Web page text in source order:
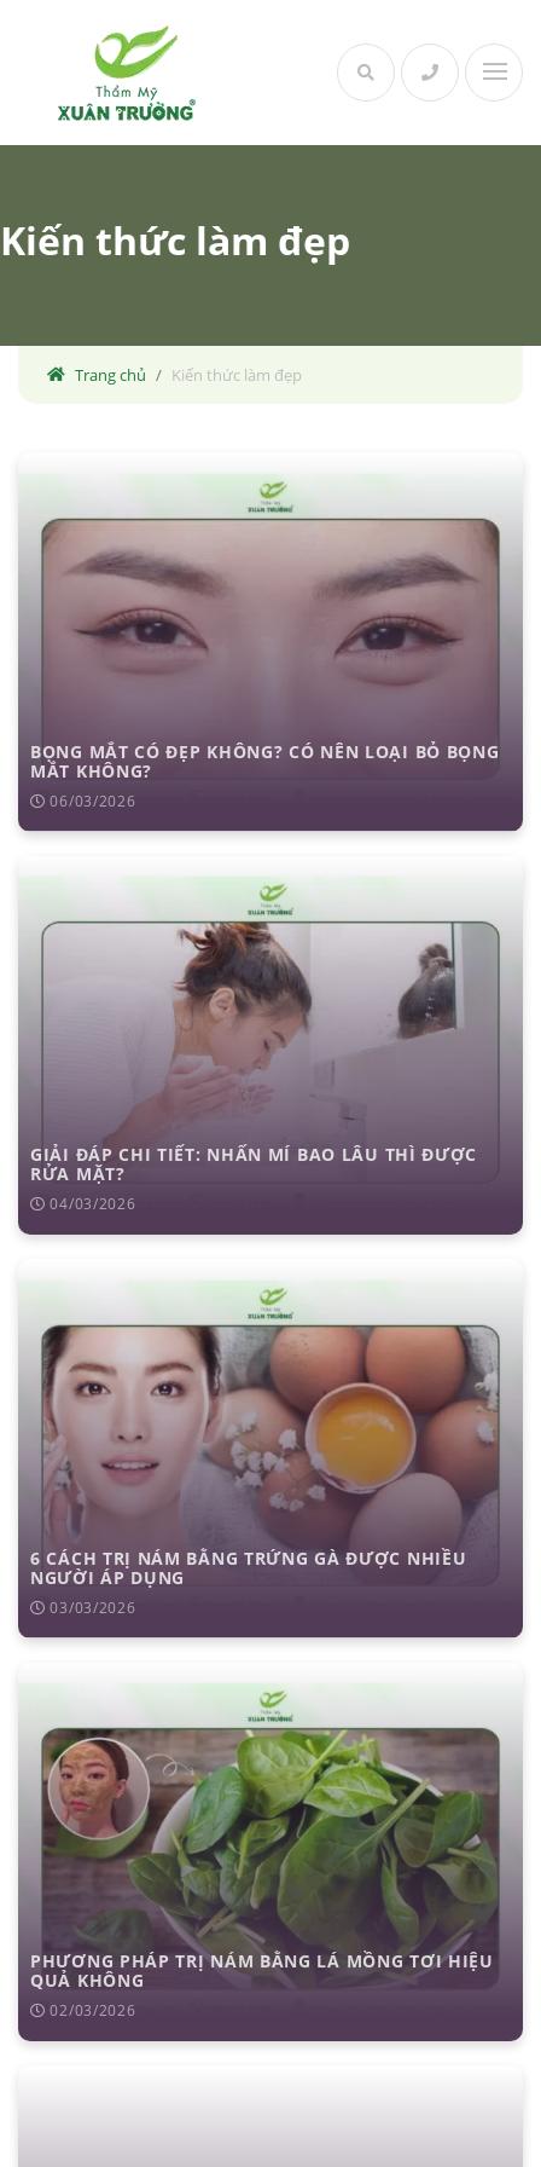
Kiến thức làm đẹp
Trang chủ Kiến thức làm đẹp
BỌNG MẮT CÓ ĐẸP KHÔNG? CÓ NÊN LOẠI BỎ BỌNG
MẮT KHÔNG?
06/03/2026
GIẢI ĐÁP CHI TIẾT: NHẤN MÍ BAO LÂU THÌ ĐƯỢC
RỬA MẶT?
04/03/2026
6 CÁCH TRỊ NÁM BẰNG TRỨNG GÀ ĐƯỢC NHIỀU
NGƯỜI ÁP DỤNG
03/03/2026
PHƯƠNG PHÁP TRỊ NÁM BẰNG LÁ MỒNG TƠI HIỆU
QUẢ KHÔNG
02/03/2026